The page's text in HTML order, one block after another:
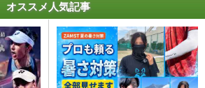
オススメ人気記事